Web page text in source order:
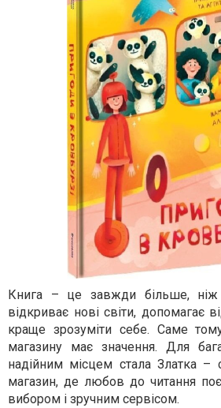
Книга – це завжди більше, ніж
відкриває нові світи, допомагає
краще зрозуміти себе. Саме
магазину має значення. Для
надійним місцем стала Златка –
магазин, де любов до читання
вибором і зручним сервісом.